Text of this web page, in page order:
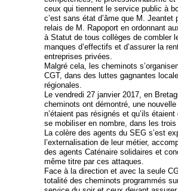
ceux qui tiennent le service public à
c’est sans état d’âme que M. Jeantet
relais de M. Rapoport en ordonnant
à Statut de tous collèges de combler
manques d’effectifs et d’assurer la
entreprises privées.
Malgré cela, les cheminots
CGT, dans des luttes gagnantes
régionales.
Le vendredi 27 janvier 2017, en
cheminots ont démontré, une nouvelle
n’étaient pas résignés et qu’ils
se mobiliser en nombre, dans les trois
La colère des agents du SEG s’est
l’externalisation de leur métier,
des agents Caténaire solidaires et
même titre par ces attaques.
Face à la direction et avec la seule
totalité des cheminots programmés